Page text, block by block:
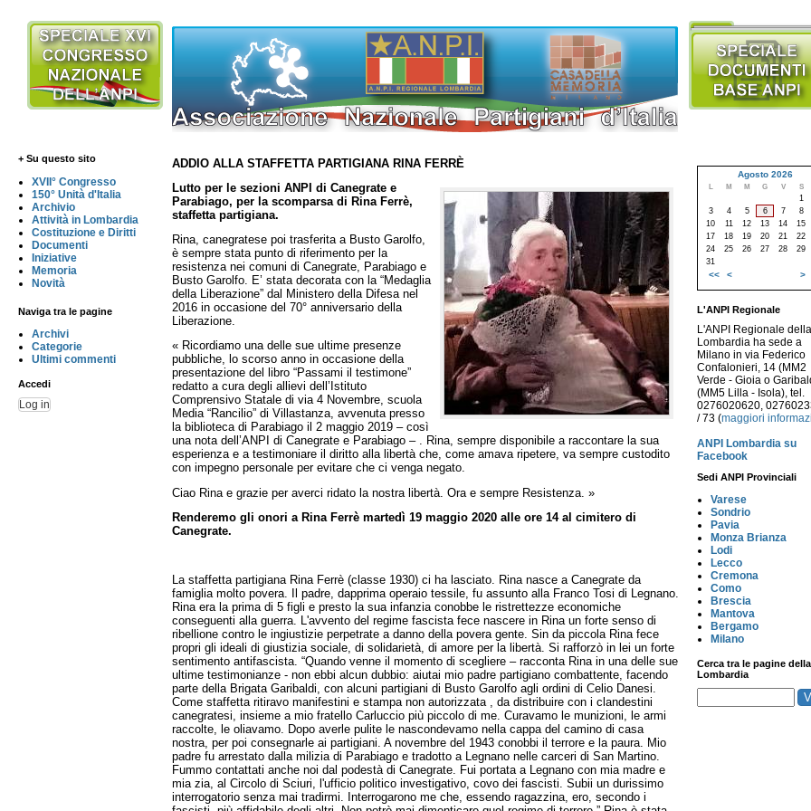
+ Su questo sito
XVII° Congresso
150° Unità d'Italia
Archivio
Attività in Lombardia
Costituzione e Diritti
Documenti
Iniziative
Memoria
Novità
Naviga tra le pagine
Archivi
Categorie
Ultimi commenti
Accedi
Log in
ADDIO ALLA STAFFETTA PARTIGIANA RINA FERRÈ
Lutto per le sezioni ANPI di Canegrate e
Parabiago, per la scomparsa di Rina Ferrè,
staffetta partigiana.
Rina, canegratese poi trasferita a Busto Garolfo,
è sempre stata punto di riferimento per la
resistenza nei comuni di Canegrate, Parabiago e
Busto Garolfo. E’ stata decorata con la “Medaglia
della Liberazione” dal Ministero della Difesa nel
2016 in occasione del 70° anniversario della
Liberazione.
« Ricordiamo una delle sue ultime presenze
pubbliche, lo scorso anno in occasione della
presentazione del libro “Passami il testimone”
redatto a cura degli allievi dell’Istituto
Comprensivo Statale di via 4 Novembre, scuola
Media “Rancilio” di Villastanza, avvenuta presso
la biblioteca di Parabiago il 2 maggio 2019 – così
una nota dell’ANPI di Canegrate e Parabiago – . Rina, sempre disponibile a raccontare la sua
esperienza e a testimoniare il diritto alla libertà che, come amava ripetere, va sempre custodito
con impegno personale per evitare che ci venga negato.
Ciao Rina e grazie per averci ridato la nostra libertà. Ora e sempre Resistenza. »
Renderemo gli onori a Rina Ferrè martedì 19 maggio 2020 alle ore 14 al cimitero di
Canegrate.
La staffetta partigiana Rina Ferrè (classe 1930) ci ha lasciato. Rina nasce a Canegrate da
famiglia molto povera. Il padre, dapprima operaio tessile, fu assunto alla Franco Tosi di Legnano.
Rina era la prima di 5 figli e presto la sua infanzia conobbe le ristrettezze economiche
conseguenti alla guerra. L'avvento del regime fascista fece nascere in Rina un forte senso di
ribellione contro le ingiustizie perpetrate a danno della povera gente. Sin da piccola Rina fece
propri gli ideali di giustizia sociale, di solidarietà, di amore per la libertà. Si rafforzò in lei un forte
sentimento antifascista. “Quando venne il momento di scegliere – racconta Rina in una delle sue
ultime testimonianze - non ebbi alcun dubbio: aiutai mio padre partigiano combattente, facendo
parte della Brigata Garibaldi, con alcuni partigiani di Busto Garolfo agli ordini di Celio Danesi.
Come staffetta ritiravo manifestini e stampa non autorizzata , da distribuire con i clandestini
canegratesi, insieme a mio fratello Carluccio più piccolo di me. Curavamo le munizioni, le armi
raccolte, le oliavamo. Dopo averle pulite le nascondevamo nella cappa del camino di casa
nostra, per poi consegnarle ai partigiani. A novembre del 1943 conobbi il terrore e la paura. Mio
padre fu arrestato dalla milizia di Parabiago e tradotto a Legnano nelle carceri di San Martino.
Fummo contattati anche noi dal podestà di Canegrate. Fui portata a Legnano con mia madre e
mia zia, al Circolo di Sciuri, l'ufficio politico investigativo, covo dei fascisti. Subii un durissimo
interrogatorio senza mai tradirmi. Interrogarono me che, essendo ragazzina, ero, secondo i
Agosto 2026
L M M G V S
1
3
4 5 6 7 8
10
11 12 13 14 15
17
18 19 20 21 22
24
25 26 27 28 29
31
<< < >
L'ANPI Regionale
L'ANPI Regionale della
Lombardia ha sede a
Milano in via Federico
Confalonieri, 14 (MM2
Verde - Gioia o
(MM5 Lilla - Isola), tel.
0276020620,
/ 73 (maggiori
ANPI Lombardia su
Facebook
Sedi ANPI Provinciali
Varese
Sondrio
Pavia
Monza Brianza
Lodi
Lecco
Cremona
Como
Brescia
Mantova
Bergamo
Milano
Cerca tra le pagine della
Lombardia